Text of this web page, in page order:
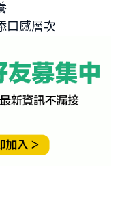
口感層次